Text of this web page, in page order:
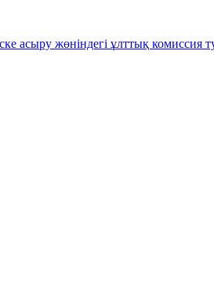
асыру жөніндегі ұлттық комиссия